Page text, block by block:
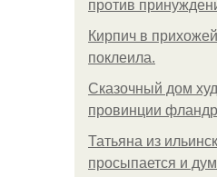
против
Кирпич в
поклеила.
Сказочный дом
провинции
Татьяна из
просыпается и